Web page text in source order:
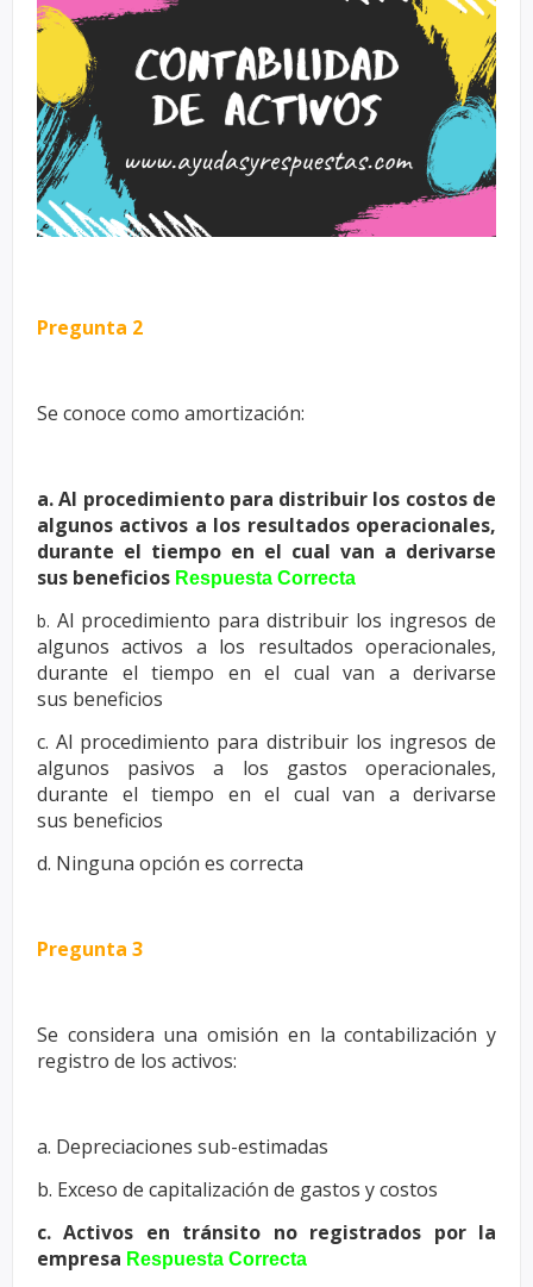
Pregunta 2
Se conoce como amortización:
a. Al procedimiento para distribuir los costos de
algunos activos a los resultados operacionales,
durante el tiempo en el cual van a derivarse
sus beneficios Respuesta Correcta
b. Al procedimiento para distribuir los ingresos de
algunos activos a los resultados operacionales,
durante el tiempo en el cual van a derivarse
sus beneficios
c. Al procedimiento para distribuir los ingresos de
algunos pasivos a los gastos operacionales,
durante el tiempo en el cual van a derivarse
sus beneficios
d. Ninguna opción es correcta
Pregunta 3
Se considera una omisión en la contabilización y
registro de los activos:
a. Depreciaciones sub-estimadas
b. Exceso de capitalización de gastos y costos
c. Activos en tránsito no registrados por la
empresa Respuesta Correcta